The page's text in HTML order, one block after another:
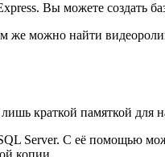
Вы можете создать
же можно найти
лишь краткой памяткой для
Server. С её помощью
копии.